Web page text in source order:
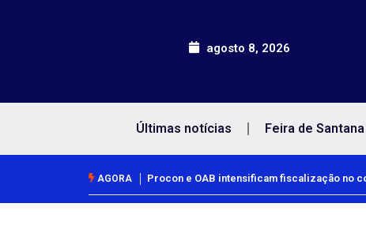
agosto 8, 2026
Últimas notícias Feira de Santana
AGORA Procon e OAB intensificam fiscalização no